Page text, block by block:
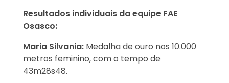
Resultados individuais da equipe FAE
Osasco:
Maria Silvania: Medalha de ouro nos 10.000
metros feminino, com o tempo de
43m28s48.